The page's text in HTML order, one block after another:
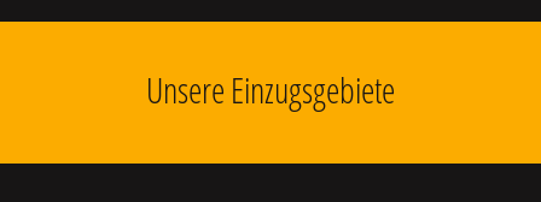
Unsere Einzugsgebiete